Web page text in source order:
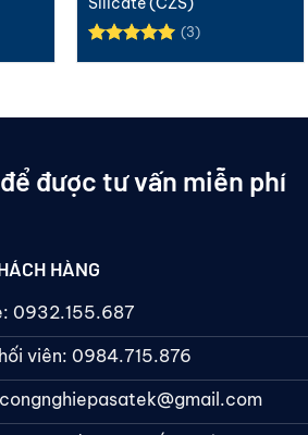
Được xếp
(3)
được tư vấn miễn phí
HÀNG
0932.155.687
viên: 0984.715.876